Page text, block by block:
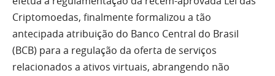
Criptomoedas, finalmente formalizou a tão
antecipada atribuição do Banco Central do Brasil
(BCB) para a regulação da oferta de serviços
relacionados a ativos virtuais, abrangendo não